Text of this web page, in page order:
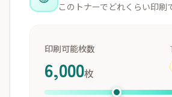
このトナーでどれくらい印刷
印刷可能枚数
6,000枚